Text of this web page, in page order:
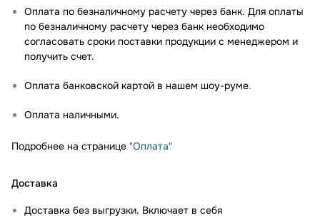
Оплата по безналичному расчету через банк. Для оплаты
по безналичному расчету через банк необходимо
согласовать сроки поставки продукции с менеджером и
получить счет.
Оплата банковской картой в нашем шоу-руме.
Оплата наличными.
Подробнее на странице "Оплата"
Доставка
Доставка без выгрузки. Включает в себя